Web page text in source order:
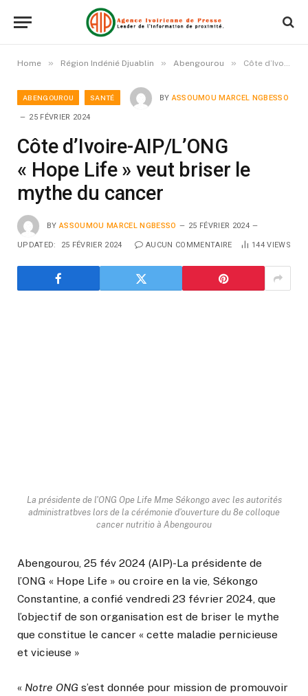
Home » Région Indénié Djuablin » Abengourou » Côte d’Ivoire-AIP/L’ONG « Hope Life » veut briser le mythe du cancer
ABENGOUROU SANTÉ BY ASSOUMOU MARCEL NGBESSO
25 FÉVRIER 2024
Côte d’Ivoire-AIP/L’ONG
« Hope Life » veut briser le
mythe du cancer
BY ASSOUMOU MARCEL NGBESSO 25 FÉVRIER 2024
UPDATED: 25 FÉVRIER 2024 AUCUN COMMENTAIRE 144VIEWS
La présidente de l'ONG Ope Life Mme Sékongo avec les autorités
administratbves lors de la cérémonie d'ouverture du 8e colloque
cancer nutritio à Abengourou
Abengourou, 25 fév 2024 (AIP)-La présidente de
l’ONG « Hope Life » ou croire en la vie, Sékongo
Constantine, a confié vendredi 23 février 2024, que
l’objectif de son organisation est de briser le mythe
que constitue le cancer « cette maladie pernicieuse
et vicieuse »
« Notre ONG s’est donnée pour mission de promouvoir